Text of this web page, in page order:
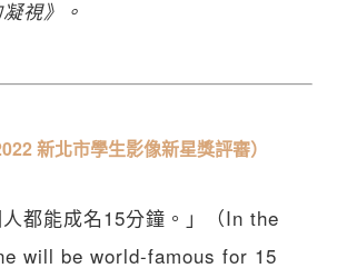
視》。
新北市學生影像新星獎評審）
人都能成名15分鐘。」（In the
will be world-famous for 15